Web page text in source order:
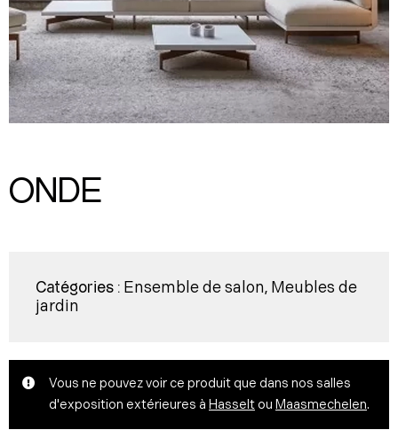
ONDE
Catégories : Ensemble de salon, Meubles de
jardin
Vous ne pouvez voir ce produit que dans nos salles
d'exposition extérieures à Hasselt ou Maasmechelen.